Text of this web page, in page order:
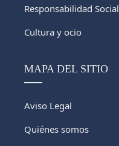
Responsabilidad Social
Cultura y ocio
MAPA DEL SITIO
Aviso Legal
Quiénes somos